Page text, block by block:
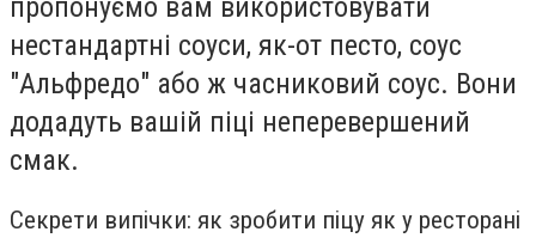
пропонуємо вам використовувати
нестандартні соуси, як-от песто, соус
"Альфредо" або ж часниковий соус. Вони
додадуть вашій піці неперевершений
смак.
Секрети випічки: як зробити піцу як у ресторані